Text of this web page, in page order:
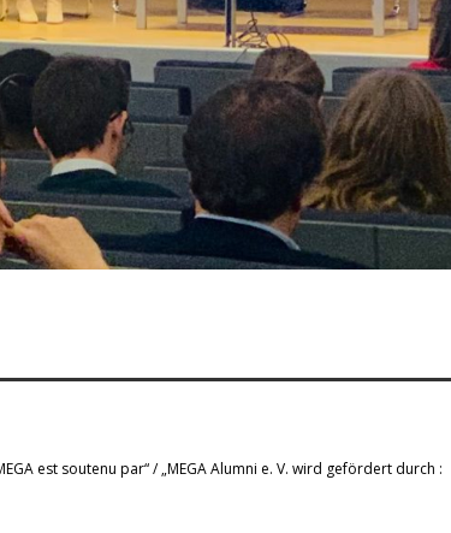
est soutenu par“ / „MEGA Alumni e. V. wird gefördert durch :